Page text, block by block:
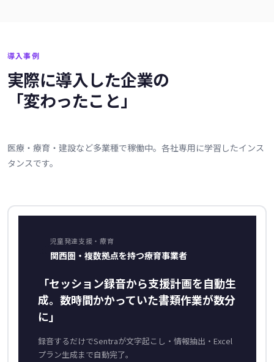
導入事例
実際に導入した企業の
「変わったこと」
医療・療育・建設など多業種で稼働中。各社専用に学習したインス
タンスです。
児童発達支援・療育
関西圏・複数拠点を持つ療育事業者
「セッション録音から支援計画を自動生
成。数時間かかっていた書類作業が数分
に」
録音するだけでSentraが文字起こし・情報抽出・Excel
プラン生成まで自動完了。